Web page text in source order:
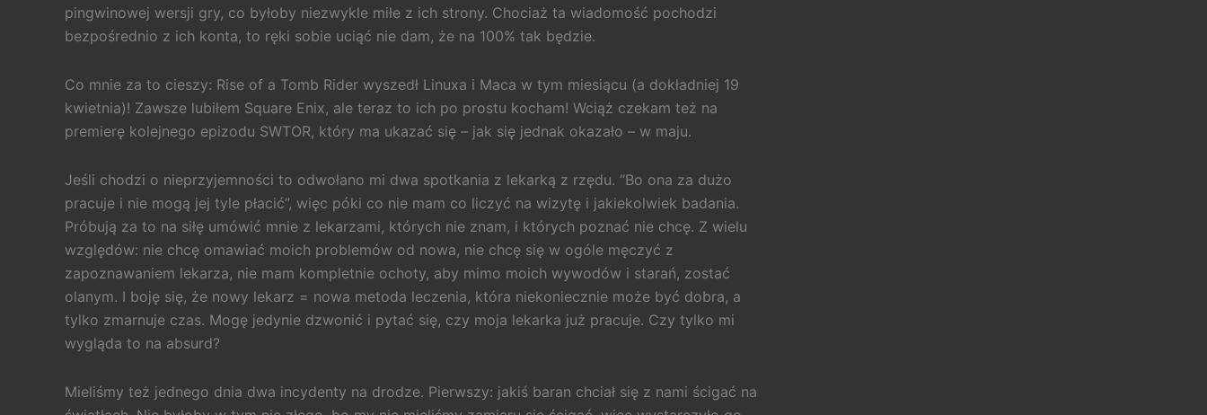
pingwinowej wersji gry, co byłoby niezwykle miłe z ich strony. Chociaż ta wiadomość pochodzi
bezpośrednio z ich konta, to ręki sobie uciąć nie dam, że na 100% tak będzie.
Co mnie za to cieszy: Rise of a Tomb Rider wyszedł Linuxa i Maca w tym miesiącu (a dokładniej 19
kwietnia)! Zawsze lubiłem Square Enix, ale teraz to ich po prostu kocham! Wciąż czekam też na
premierę kolejnego epizodu SWTOR, który ma ukazać się – jak się jednak okazało – w maju.
Jeśli chodzi o nieprzyjemności to odwołano mi dwa spotkania z lekarką z rzędu. “Bo ona za dużo
pracuje i nie mogą jej tyle płacić”, więc póki co nie mam co liczyć na wizytę i jakiekolwiek badania.
Próbują za to na siłę umówić mnie z lekarzami, których nie znam, i których poznać nie chcę. Z wielu
względów: nie chcę omawiać moich problemów od nowa, nie chcę się w ogóle męczyć z
zapoznawaniem lekarza, nie mam kompletnie ochoty, aby mimo moich wywodów i starań, zostać
olanym. I boję się, że nowy lekarz = nowa metoda leczenia, która niekoniecznie może być dobra, a
tylko zmarnuje czas. Mogę jedynie dzwonić i pytać się, czy moja lekarka już pracuje. Czy tylko mi
wygląda to na absurd?
Mieliśmy też jednego dnia dwa incydenty na drodze. Pierwszy: jakiś baran chciał się z nami ścigać na